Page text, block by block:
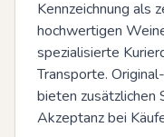
Kennzeichnung als
hochwertigen
spezialisierte
Transporte.
bieten zusätzlichen
Akzeptanz bei